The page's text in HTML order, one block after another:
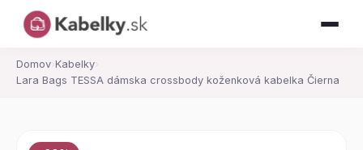
Domov› Kabelky›
Lara Bags TESSA dámska crossbody koženková kabelka Čierna